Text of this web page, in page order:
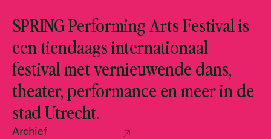
SPRING Performing Arts Festival is
een tiendaags internationaal
festival met vernieuwende dans,
theater, performance en meer in de
stad Utrecht.
Archief